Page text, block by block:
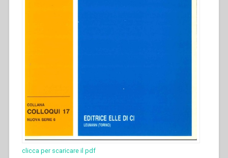
clicca per scaricare il pdf